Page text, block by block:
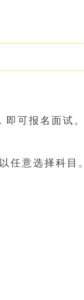
即可报名面试
任意选择科目